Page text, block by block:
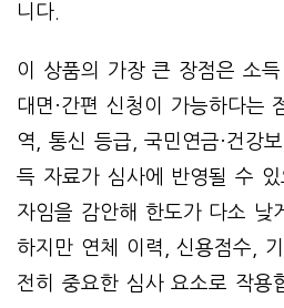
니다.
이 상품의 가장 큰 장점은 소
대면·간편 신청이 가능하다는
역, 통신 등급, 국민연금·건강
득 자료가 심사에 반영될 수
자임을 감안해 한도가 다소 낮
하지만 연체 이력, 신용점수,
전히 중요한 심사 요소로 작용